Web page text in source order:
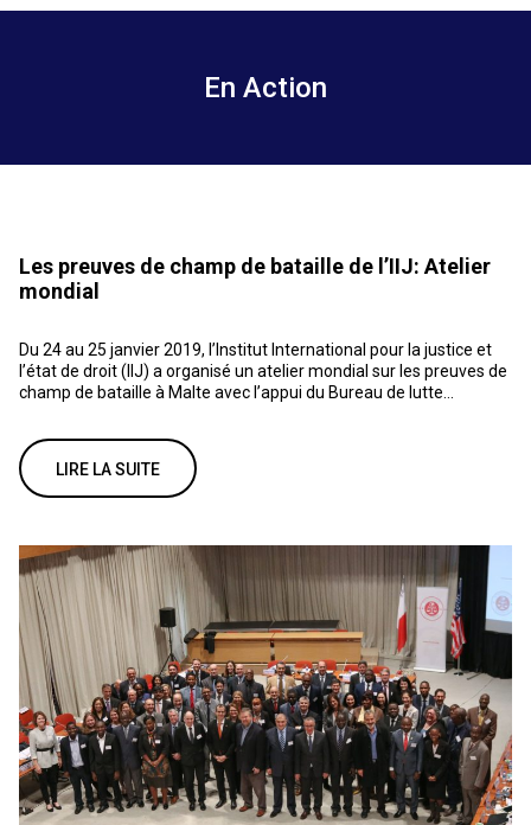
En Action
Les preuves de champ de bataille de l’IIJ: Atelier
mondial
Du 24 au 25 janvier 2019, l’Institut International pour la justice et
l’état de droit (IIJ) a organisé un atelier mondial sur les preuves de
champ de bataille à Malte avec l’appui du Bureau de lutte...
LIRE LA SUITE